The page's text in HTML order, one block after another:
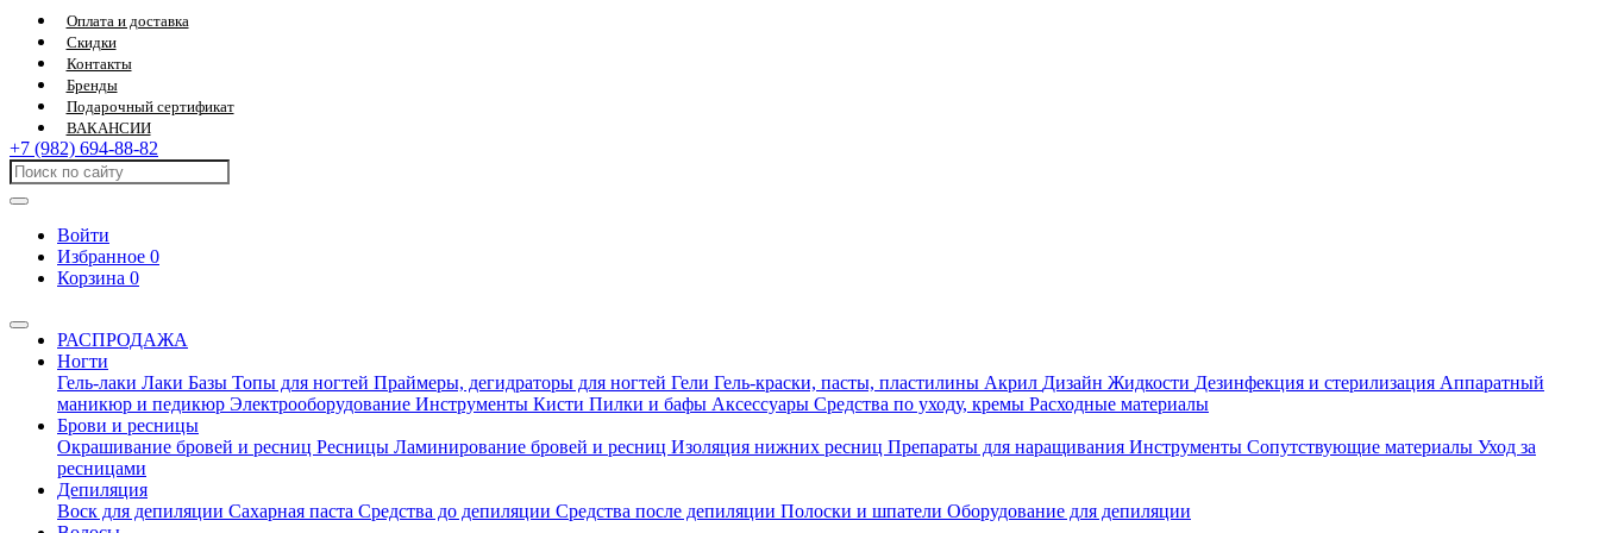
Оплата и доставка
Скидки
Контакты
Бренды
Подарочный сертификат
ВАКАНСИИ
+7 (982) 694-88-82
Войти
Избранное 0
Корзина 0
РАСПРОДАЖА
Ногти
Гель-лаки Лаки Базы Топы для ногтей Праймеры, дегидраторы для ногтей Гели Гель-краски, пасты, пластилины Акрил Дизайн Жидкости Дезинфекция и стерилизация Аппаратный
маникюр и педикюр Электрооборудование Инструменты Кисти Пилки и бафы Аксессуары Средства по уходу, кремы Расходные материалы
Брови и ресницы
Окрашивание бровей и ресниц Ресницы Ламинирование бровей и ресниц Изоляция нижних ресниц Препараты для наращивания Инструменты Сопутствующие материалы Уход за
ресницами
Депиляция
Воск для депиляции Сахарная паста Средства до депиляции Средства после депиляции Полоски и шпатели Оборудование для депиляции